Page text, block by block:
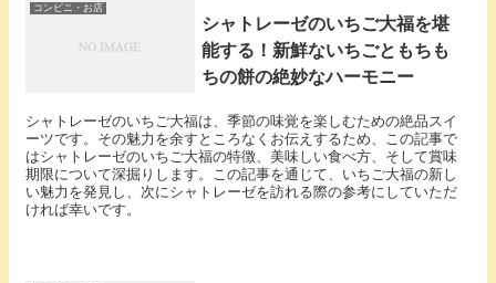
コンビニ・お店
シャトレーゼのいちご大福を堪
能する！新鮮ないちごともちも
ちの餅の絶妙なハーモニー
シャトレーゼのいちご大福は、季節の味覚を楽しむための絶品スイ
ーツです。その魅力を余すところなくお伝えするため、この記事で
はシャトレーゼのいちご大福の特徴、美味しい食べ方、そして賞味
期限について深掘りします。この記事を通じて、いちご大福の新し
い魅力を発見し、次にシャトレーゼを訪れる際の参考にしていただ
ければ幸いです。